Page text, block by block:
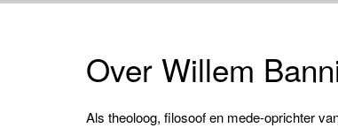
Over Willem
Als theoloog, filosoof en mede-oprichter